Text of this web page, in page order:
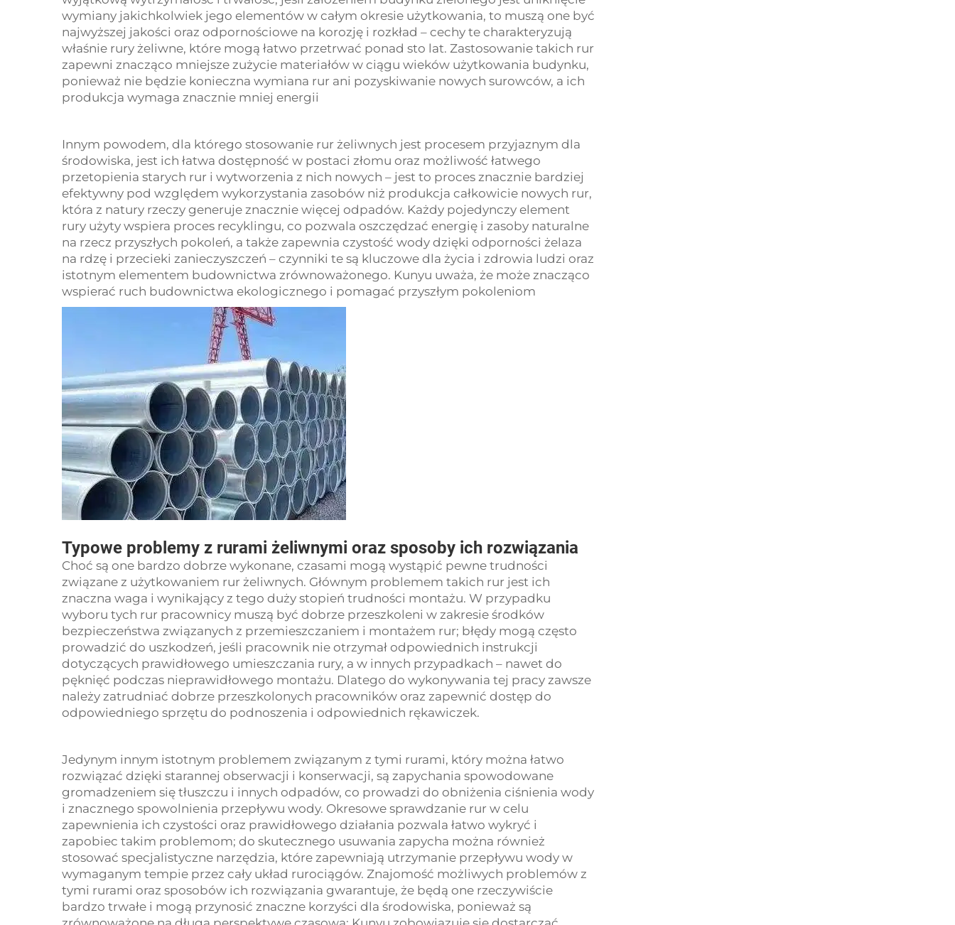
wymiany jakichkolwiek jego elementów w całym okresie użytkowania, to muszą one być
najwyższej jakości oraz odpornościowe na korozję i rozkład – cechy te charakteryzują
właśnie rury żeliwne, które mogą łatwo przetrwać ponad sto lat. Zastosowanie takich rur
zapewni znacząco mniejsze zużycie materiałów w ciągu wieków użytkowania budynku,
ponieważ nie będzie konieczna wymiana rur ani pozyskiwanie nowych surowców, a ich
produkcja wymaga znacznie mniej energii
Innym powodem, dla którego stosowanie rur żeliwnych jest procesem przyjaznym dla
środowiska, jest ich łatwa dostępność w postaci złomu oraz możliwość łatwego
przetopienia starych rur i wytworzenia z nich nowych – jest to proces znacznie bardziej
efektywny pod względem wykorzystania zasobów niż produkcja całkowicie nowych rur,
która z natury rzeczy generuje znacznie więcej odpadów. Każdy pojedynczy element
rury użyty wspiera proces recyklingu, co pozwala oszczędzać energię i zasoby naturalne
na rzecz przyszłych pokoleń, a także zapewnia czystość wody dzięki odporności żelaza
na rdzę i przecieki zanieczyszczeń – czynniki te są kluczowe dla życia i zdrowia ludzi oraz
istotnym elementem budownictwa zrównoważonego. Kunyu uważa, że może znacząco
wspierać ruch budownictwa ekologicznego i pomagać przyszłym pokoleniom
Typowe problemy z rurami żeliwnymi oraz sposoby ich rozwiązania
Choć są one bardzo dobrze wykonane, czasami mogą wystąpić pewne trudności
związane z użytkowaniem rur żeliwnych. Głównym problemem takich rur jest ich
znaczna waga i wynikający z tego duży stopień trudności montażu. W przypadku
wyboru tych rur pracownicy muszą być dobrze przeszkoleni w zakresie środków
bezpieczeństwa związanych z przemieszczaniem i montażem rur; błędy mogą często
prowadzić do uszkodzeń, jeśli pracownik nie otrzymał odpowiednich instrukcji
dotyczących prawidłowego umieszczania rury, a w innych przypadkach – nawet do
pęknięć podczas nieprawidłowego montażu. Dlatego do wykonywania tej pracy zawsze
należy zatrudniać dobrze przeszkolonych pracowników oraz zapewnić dostęp do
odpowiedniego sprzętu do podnoszenia i odpowiednich rękawiczek.
Jedynym innym istotnym problemem związanym z tymi rurami, który można łatwo
rozwiązać dzięki starannej obserwacji i konserwacji, są zapychania spowodowane
gromadzeniem się tłuszczu i innych odpadów, co prowadzi do obniżenia ciśnienia wody
i znacznego spowolnienia przepływu wody. Okresowe sprawdzanie rur w celu
zapewnienia ich czystości oraz prawidłowego działania pozwala łatwo wykryć i
zapobiec takim problemom; do skutecznego usuwania zapycha można również
stosować specjalistyczne narzędzia, które zapewniają utrzymanie przepływu wody w
wymaganym tempie przez cały układ rurociągów. Znajomość możliwych problemów z
tymi rurami oraz sposobów ich rozwiązania gwarantuje, że będą one rzeczywiście
bardzo trwałe i mogą przynosić znaczne korzyści dla środowiska, ponieważ są